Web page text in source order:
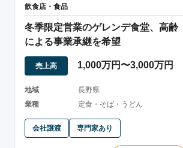
飲食店・食品
冬季限定営業のゲレンデ食堂、高齢
による事業承継を希望
売上高 1,000万円〜3,000万円
地域
長野県
業種
定食・そば・うどん
会社譲渡 専門家あり